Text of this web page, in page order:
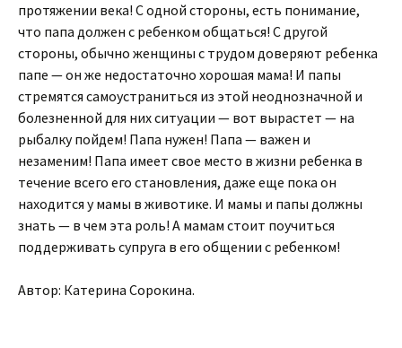
протяжении века! С одной стороны, есть понимание,
что папа должен с ребенком общаться! С другой
стороны, обычно женщины с трудом доверяют ребенка
папе — он же недостаточно хорошая мама! И папы
стремятся самоустраниться из этой неоднозначной и
болезненной для них ситуации — вот вырастет — на
рыбалку пойдем! Папа нужен! Папа — важен и
незаменим! Папа имеет свое место в жизни ребенка в
течение всего его становления, даже еще пока он
находится у мамы в животике. И мамы и папы должны
знать — в чем эта роль! А мамам стоит поучиться
поддерживать супруга в его общении с ребенком!
Автор: Катерина Сорокина.